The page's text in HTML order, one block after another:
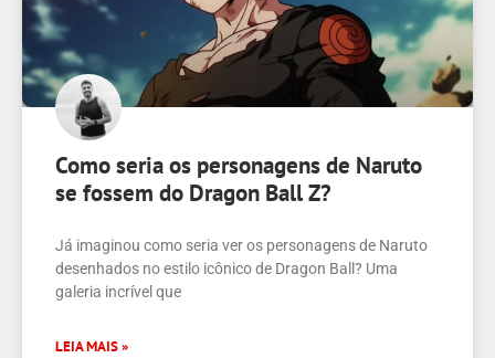
Como seria os personagens de Naruto
se fossem do Dragon Ball Z?
Já imaginou como seria ver os personagens de Naruto
desenhados no estilo icônico de Dragon Ball? Uma
galeria incrível que
LEIA MAIS »